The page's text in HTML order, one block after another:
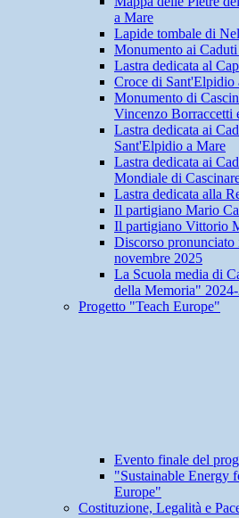
a Mare
Lapide tombale di
Monumento ai
Lastra dedicata al
Croce di Sant'Elpidio
Monumento di
Vincenzo Borraccetti
Lastra dedicata ai
Sant'Elpidio a Mare
Lastra dedicata ai
Mondiale di
Lastra dedicata alla
Il partigiano Mario
Il partigiano Vittorio
Discorso pronunciato
novembre 2025
La Scuola media di
della Memoria"
Progetto "Teach Europe"
Evento finale del
"Sustainable Energy
Europe"
Costituzione, Legalità e